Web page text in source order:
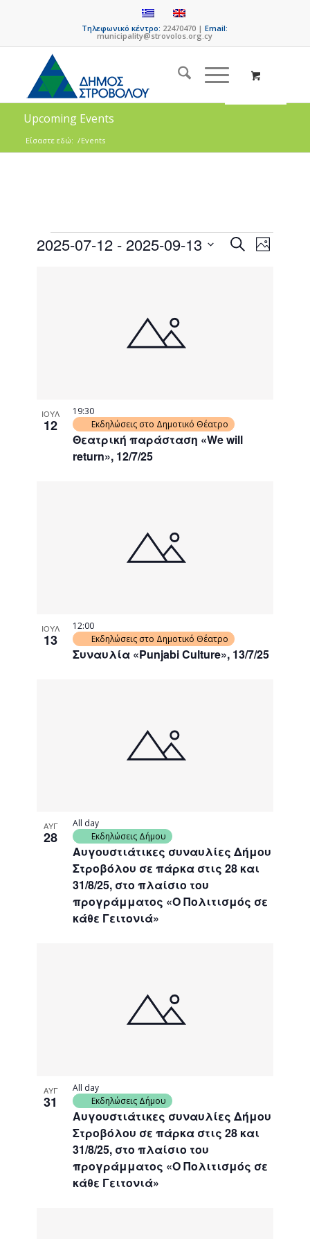
Τηλεφωνικό κέντρο: 22470470 |Email:
municipality@strovolos.org.cy
Upcoming Events
Είσαστε εδώ: /Events
Events
SearchEvent
Views
Photo
2025-07-12 - 2025-09-13
ΙΟΥΛ
12
Θεατρική παράσταση «We will
return», 12/7/25
19:30
Εκδηλώσεις στο Δημοτικό Θέατρο
ΙΟΥΛ
13
Συναυλία «Punjabi Culture», 13/7/25
12:00
Εκδηλώσεις στο Δημοτικό Θέατρο
ΑΥΓ
28
Αυγουστιάτικες συναυλίες Δήμου
Στροβόλου σε πάρκα στις 28 και
31/8/25, στο πλαίσιο του
προγράμματος «Ο Πολιτισμός σε
κάθε Γειτονιά»
All day
Εκδηλώσεις Δήμου
ΑΥΓ
31
Αυγουστιάτικες συναυλίες Δήμου
Στροβόλου σε πάρκα στις 28 και
31/8/25, στο πλαίσιο του
προγράμματος «Ο Πολιτισμός σε
κάθε Γειτονιά»
All day
Εκδηλώσεις Δήμου